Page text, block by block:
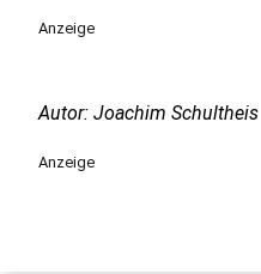
Anzeige
Autor: Joachim Schultheis
Anzeige